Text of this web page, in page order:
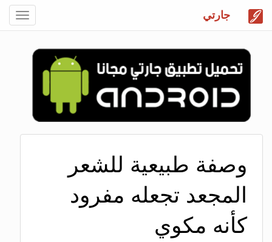
جارتي
وصفة طبيعية للشعر
المجعد تجعله مفرود
كأنه مكوي